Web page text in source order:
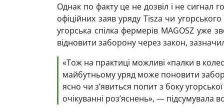
Однак по факту це не дозвіл і не сигнал
офіційних заяв уряду Tisza чи
угорська спілка фермерів MAGOSZ уже
відновити заборону через закон,
«Тож на практиці можливі «палки в
майбутньому уряд може поновити
ясно чи з’явиться попит з боку
очікуванні розʼяснень», — підсумувала